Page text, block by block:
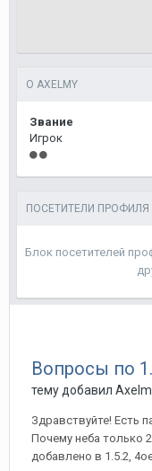
О AXELMY
Звание
Игрок
ПОСЕТИТЕЛИ ПРОФИЛЯ
Блок посетителей
Вопросы по
тему добавил
Здравствуйте! Есть
Почему неба только
добавлено в 1.5.2,